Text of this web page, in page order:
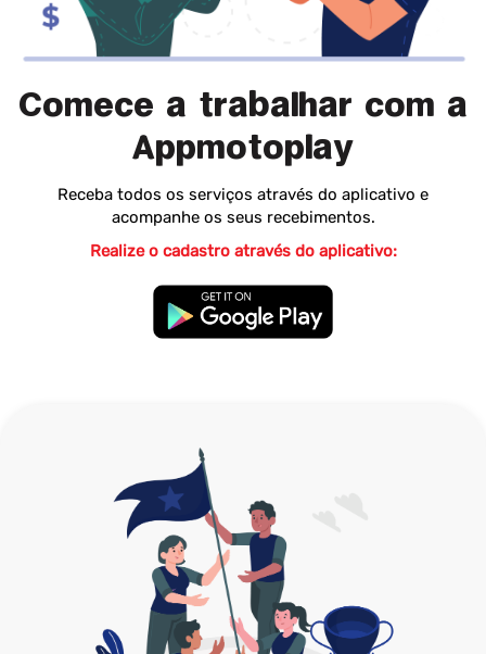
Comece a trabalhar com a
Appmotoplay
Receba todos os serviços através do aplicativo e
acompanhe os seus recebimentos.
Realize o cadastro através do aplicativo: